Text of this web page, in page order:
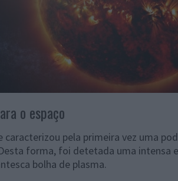
o espaço
pela primeira vez uma
forma, foi detetada uma intensa
bolha de plasma.